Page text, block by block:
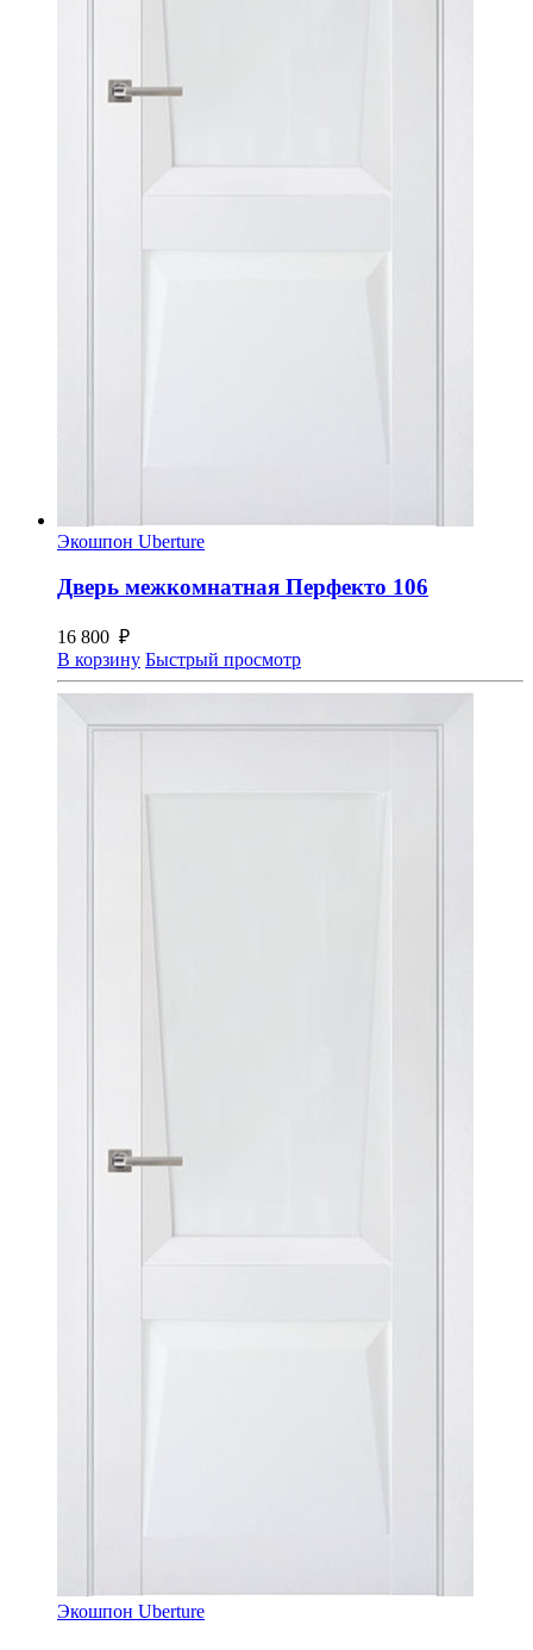
Экошпон Uberture
Дверь межкомнатная Перфекто 106
16 800 ₽
В корзину Быстрый просмотр
Экошпон Uberture